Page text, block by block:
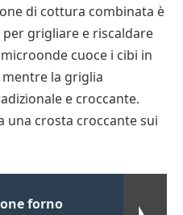
di cottura combinata è
grigliare e riscaldare
cuoce i cibi in
la griglia
e croccante.
una crosta croccante sui
forno